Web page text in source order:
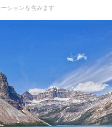
ションを含みます